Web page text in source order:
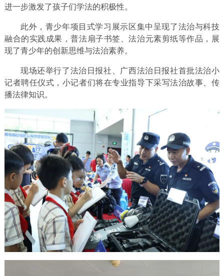
进一步激发了孩子们学法的积极性。
此外，青少年项目式学习展示区集中呈现了法治与科技
融合的实践成果，普法扇子书签、法治元素剪纸等作品，展
现了青少年的创新思维与法治素养。
现场还举行了法治日报社、广西法治日报社首批法治小
记者聘任仪式，小记者们将在专业指导下采写法治故事、传
播法律知识。